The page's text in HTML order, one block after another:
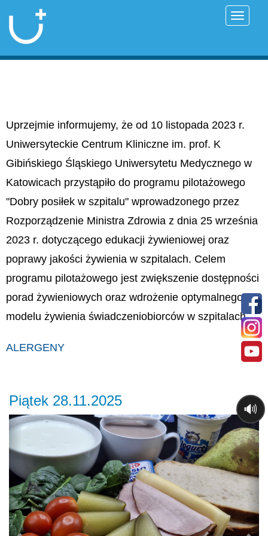
Uprzejmie informujemy, że od 10 listopada 2023 r.
Uniwersyteckie Centrum Kliniczne im. prof. K
Gibińskiego Śląskiego Uniwersytetu Medycznego w
Katowicach przystąpiło do programu pilotażowego
"Dobry posiłek w szpitalu" wprowadzonego przez
Rozporządzenie Ministra Zdrowia z dnia 25 września
2023 r. dotyczącego edukacji żywieniowej oraz
poprawy jakości żywienia w szpitalach. Celem
programu pilotażowego jest zwiększenie dostępności
porad żywieniowych oraz wdrożenie optymalnego
modelu żywienia świadczeniobiorców w szpitalach.
ALERGENY
Piątek 28.11.2025
Previous
🔊